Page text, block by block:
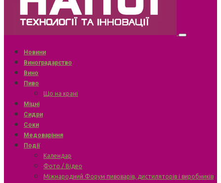
Новини
Виноградарство
Вино
Пиво
Що на крані
Міцні
Сидри
Соки
Медоваріння
Події
Календар
Фото / Відео
Міжнародний Форум пивоварів, дистиляторів і виробників